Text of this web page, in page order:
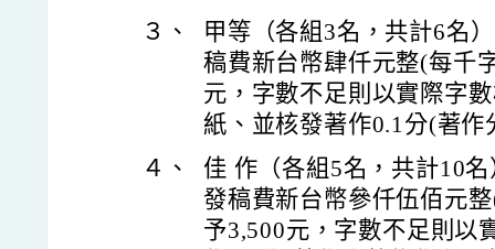
３、
甲等（各組3名，共計6名
稿費新台幣肆仟元整(每千
元，字數不足則以實際字
紙、並核發著作0.1分(著
４、
佳 作（各組5名，共計10
發稿費新台幣參仟伍佰元
予3,500元，字數不足則以